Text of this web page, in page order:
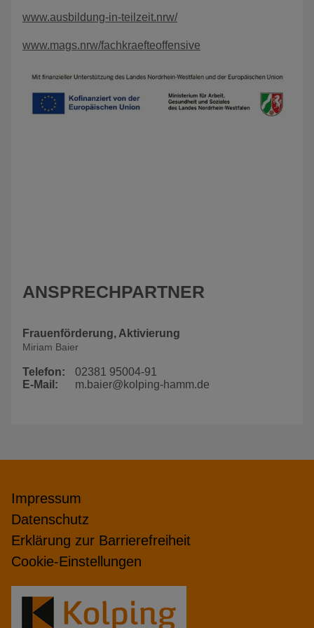
www.ausbildung-in-teilzeit.nrw/
www.mags.nrw/fachkraefteoffensive
ANSPRECHPARTNER
Frauenförderung, Aktivierung
Miriam Baier
Telefon:
02381 95004-91
E-Mail:
m.baier@kolping-hamm.de
Impressum
Datenschutz
Erklärung zur Barrierefreiheit
Cookie-Einstellungen